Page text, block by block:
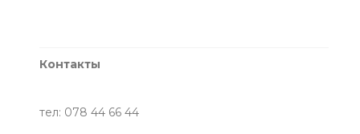
Контакты
тел: 078 44 66 44